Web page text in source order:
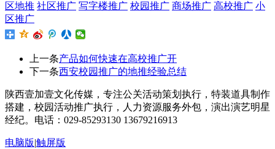
区地推 社区推广 写字楼推广 校园推广 商场推广 高校推广 小
区推广
上一条产品如何快速在高校推广开
下一条西安校园推广的地推经验总结
陕西壹加壹文化传媒，专注公关活动策划执行，特装道具制作
搭建，校园活动推广执行，人力资源服务外包，演出演艺明星
经纪。电话：029-85293130 13679216913
电脑版|触屏版